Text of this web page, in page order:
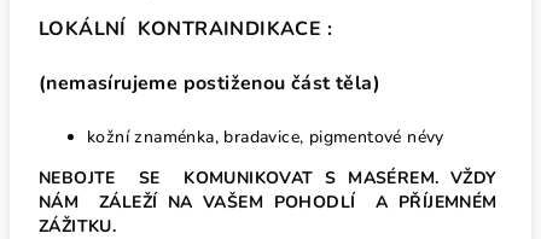
LOKÁLNÍ KONTRAINDIKACE :
(nemasírujeme postiženou část těla)
kožní znaménka, bradavice, pigmentové névy
NEBOJTE SE KOMUNIKOVAT S MASÉREM. VŽDY
NÁM ZÁLEŽÍ NA VAŠEM POHODLÍ A PŘÍJEMNÉM
ZÁŽITKU.